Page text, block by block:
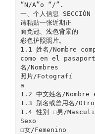
“N/A”o “/”.
一、个人信息 SECCIÓN
请粘贴一张近期正
面免冠、浅色背景的
彩色护照照片。
1.1 姓名/Nombre
como en el
名/Nombres
照片/Fotografí
a
1.2 中文姓名/
1.3 别名或曾用名/
1.4 性别 ☐男/
Sexo
☐女/Femenino